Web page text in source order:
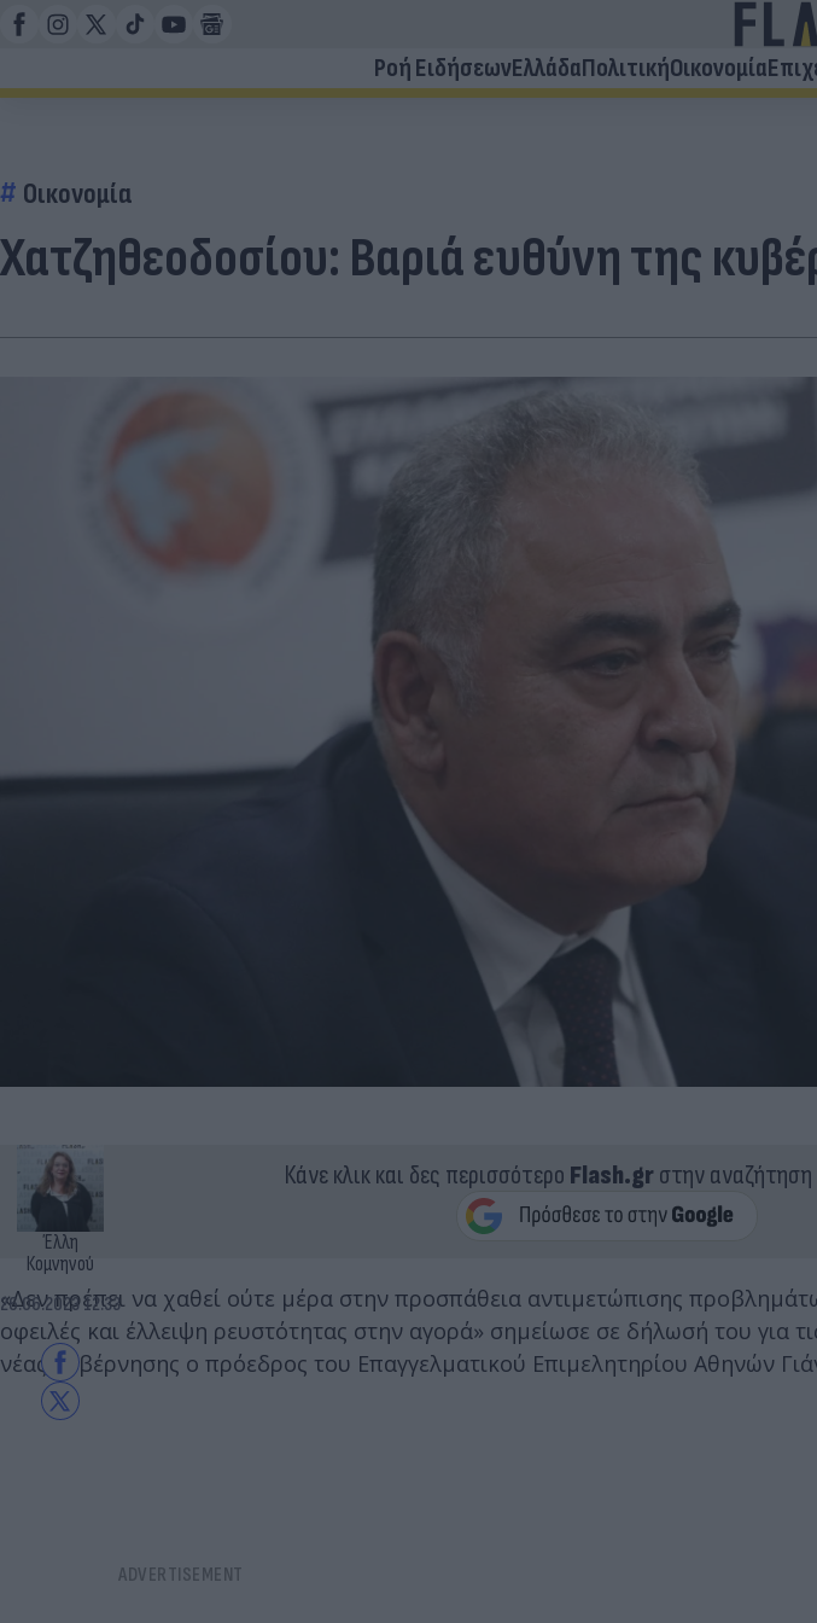
Ροή ΕιδήσεωνΕλλάδαΠολιτικήΟικονομία
Οικονομία
Χατζηθεοδοσίου: Βαριά ευθύνη της
Έλλη
Κομνηνού
26.06.2023 12:33
Κάνε κλικ και δες περισσότερο Flash.grστην αναζήτηση
«Δεν πρέπει να χαθεί ούτε μέρα στην προσπάθεια αντιμετώπισης
οφειλές και έλλειψη ρευστότητας στην αγορά» σημείωσε σε δήλωσή του για
νέας κυβέρνησης ο πρόεδρος του Επαγγελματικού Επιμελητηρίου Αθηνών